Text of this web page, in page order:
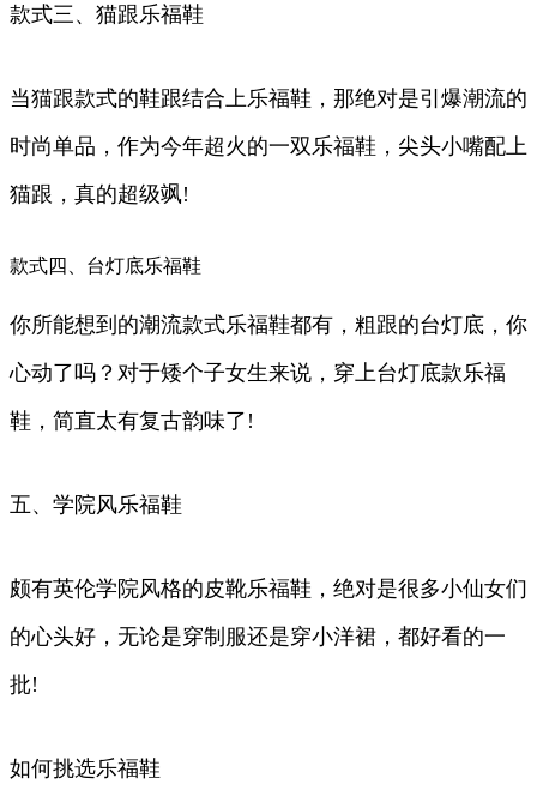
款式三、猫跟乐福鞋
当猫跟款式的鞋跟结合上乐福鞋，那绝对是引爆潮流的
时尚单品，作为今年超火的一双乐福鞋，尖头小嘴配上
猫跟，真的超级飒!
款式四、台灯底乐福鞋
你所能想到的潮流款式乐福鞋都有，粗跟的台灯底，你
心动了吗？对于矮个子女生来说，穿上台灯底款乐福
鞋，简直太有复古韵味了!
五、学院风乐福鞋
颇有英伦学院风格的皮靴乐福鞋，绝对是很多小仙女们
的心头好，无论是穿制服还是穿小洋裙，都好看的一
批!
如何挑选乐福鞋